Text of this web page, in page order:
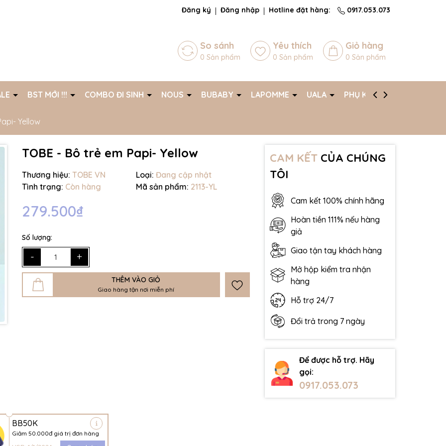
chờ đợi bạn Đăng ký Đăng nhập Hotline đặt hàng: 0917.053.073
So sánh
0 Sản phẩm
Yêu thích
0 Sản phẩm
Giỏ hàng
0 Sản phẩm
BST MỚI !!! COMBO ĐI SINH NOUS BUBABY LAPOMME UALA PHỤ KIỆN
Yellow
TOBE - Bô trẻ em Papi- Yellow
Thương hiệu: TOBE VN Loại: Đang cập nhật
Tình trạng: Còn hàng Mã sản phẩm: 2113-YL
279.500₫
Số lượng:
- +
THÊM VÀO GIỎ
Giao hàng tận nơi miễn phí
CAM KẾTCỦA CHÚNG
TÔI
Cam kết 100% chính hãng
Hoàn tiền 111% nếu hàng
giả
Giao tận tay khách hàng
Mở hộp kiểm tra nhận
hàng
Hỗ trợ 24/7
Đổi trả trong 7 ngày
Để được hỗ trợ. Hãy
gọi:
0917.053.073
BB50K
Giảm 50.000đ giá trị đơn hàng
Mã giảm giá:
Ngày hết hạn:
Điều kiện: